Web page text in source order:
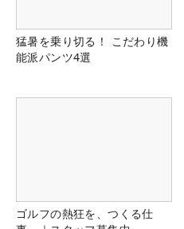
猛暑を乗り切る！ こだわり機
能派パンツ4選
ゴルフの熱狂を、つくる仕